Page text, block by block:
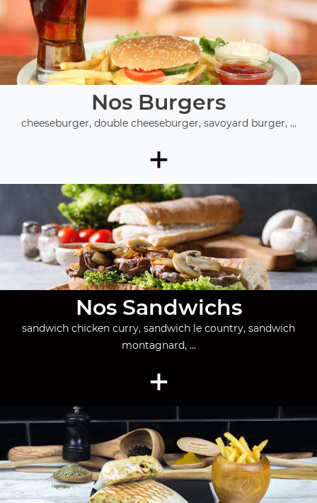
Nos Burgers
cheeseburger, double cheeseburger, savoyard burger, ...
+
Nos Sandwichs
sandwich chicken curry, sandwich le country, sandwich
montagnard, ...
+